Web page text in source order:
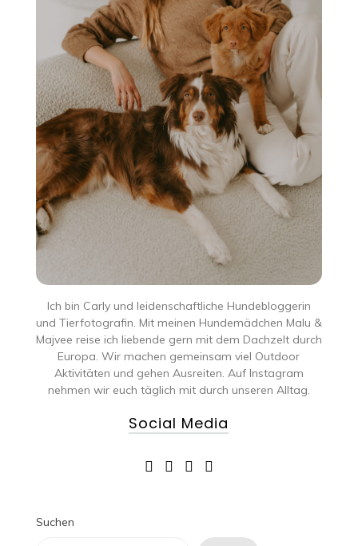
Ich bin Carly und leidenschaftliche Hundebloggerin
und Tierfotografin. Mit meinen Hundemädchen Malu &
Majvee reise ich liebende gern mit dem Dachzelt durch
Europa. Wir machen gemeinsam viel Outdoor
Aktivitäten und gehen Ausreiten. Auf Instagram
nehmen wir euch täglich mit durch unseren Alltag.
Social Media
Suchen